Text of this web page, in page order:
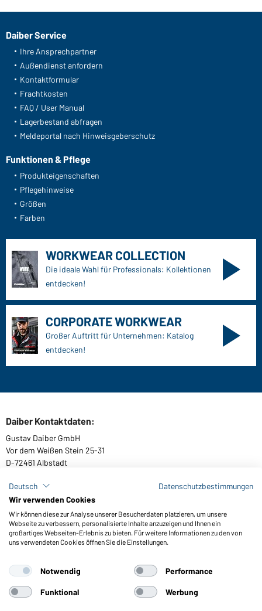
Daiber Service
Ihre Ansprechpartner
Außendienst anfordern
Kontaktformular
Frachtkosten
FAQ / User Manual
Lagerbestand abfragen
Meldeportal nach Hinweisgeberschutz
Funktionen & Pflege
Produkteigenschaften
Pflegehinweise
Größen
Farben
WORKWEAR COLLECTION
Die ideale Wahl für Professionals: Kollektionen
entdecken!
CORPORATE WORKWEAR
Großer Auftritt für Unternehmen: Katalog
entdecken!
Daiber Kontaktdaten:
Gustav Daiber GmbH
Vor dem Weißen Stein 25-31
D-72461 Albstadt
Kataloge herunterladen oder bestellen
Zu den Katalogen
AGB Impressum
Cookie-Einstellungen
Barrierefreiheit
© 2026 Daiber
Deutsch
Datenschutzbestimmungen
Wir verwenden Cookies
Wir können diese zur Analyse unserer Besucherdaten platzieren, um unsere
Webseite zu verbessern, personalisierte Inhalte anzuzeigen und Ihnen ein
großartiges Webseiten-Erlebnis zu bieten. Für weitere Informationen zu den von
uns verwendeten Cookies öffnen Sie die Einstellungen.
Notwendig Performance
Funktional Werbung